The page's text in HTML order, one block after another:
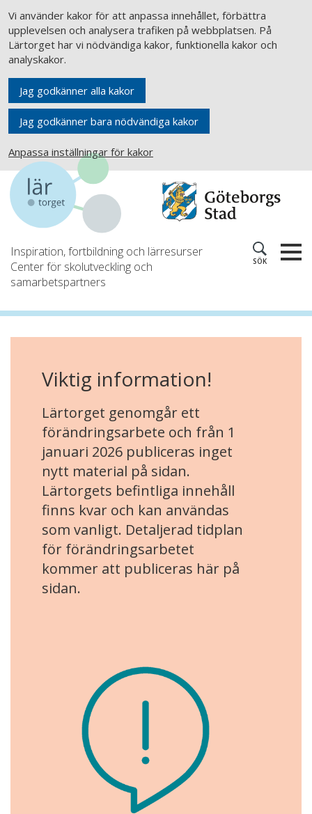
Vi använder kakor för att anpassa innehållet, förbättra
upplevelsen och analysera trafiken på webbplatsen. På
Lärtorget har vi nödvändiga kakor, funktionella kakor och
analyskakor.
Jag godkänner alla kakor
Jag godkänner bara nödvändiga kakor
Anpassa inställningar för kakor
Inspiration, fortbildning och lärresurser
Center för skolutveckling och
samarbetspartners
SÖK
Viktig information!
Lärtorget genomgår ett
förändringsarbete och från 1
januari 2026 publiceras inget
nytt material på sidan.
Lärtorgets befintliga innehåll
finns kvar och kan användas
som vanligt. Detaljerad tidplan
för förändringsarbetet
kommer att publiceras här på
sidan.